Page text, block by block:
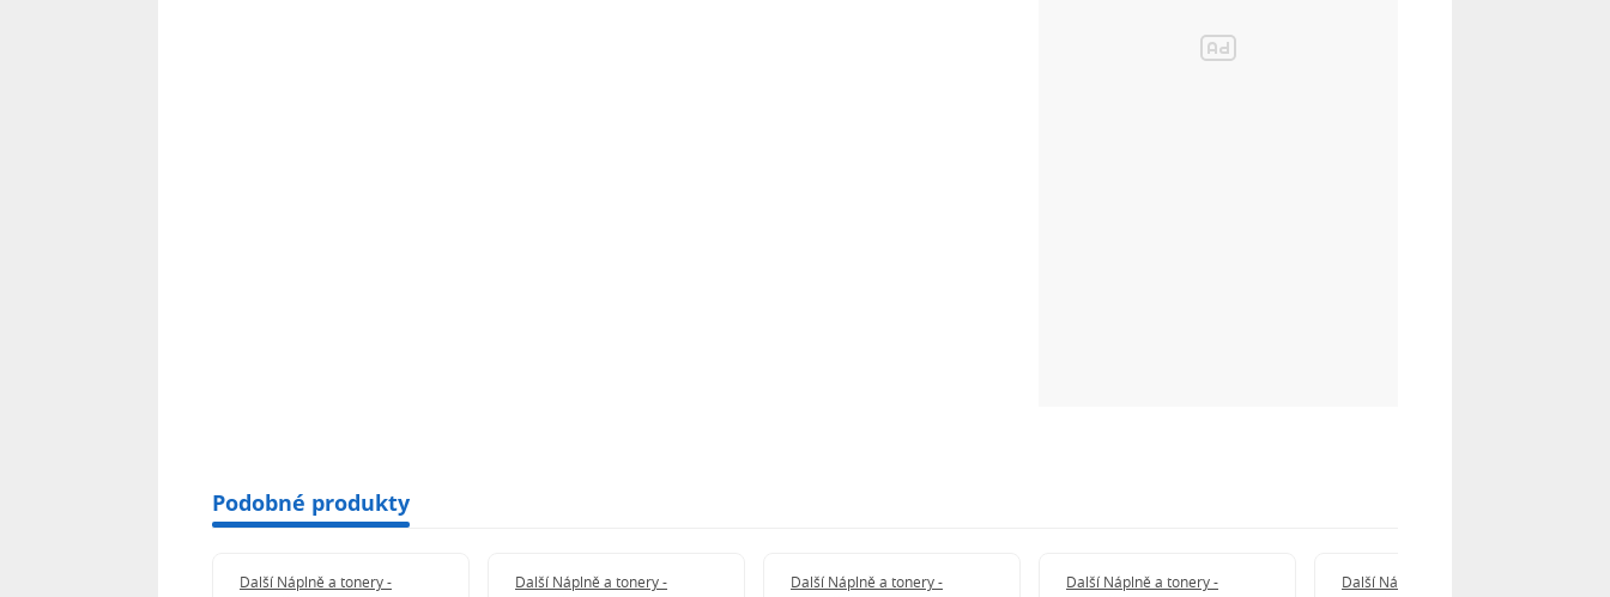
Podobné produkty
Další Náplně a tonery -
Další Náplně a tonery -
Další Náplně a tonery -
Další Náplně a tonery -
Další Náplně a tonery -